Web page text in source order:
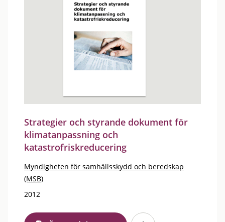
Strategier och styrande dokument för
klimatanpassning och
katastrofriskreducering
Myndigheten för samhällsskydd och beredskap
(MSB)
2012